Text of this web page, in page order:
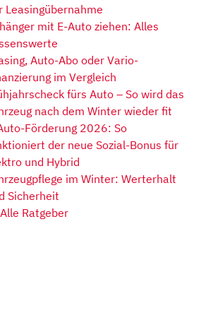
Leasingübernahme
mit E-Auto ziehen: Alles
Auto-Abo oder Vario-
im Vergleich
fürs Auto – So wird das
nach dem Winter wieder fit
Förderung 2026: So
der neue Sozial-Bonus für
und Hybrid
im Winter: Werterhalt
Sicherheit
Alle Ratgeber